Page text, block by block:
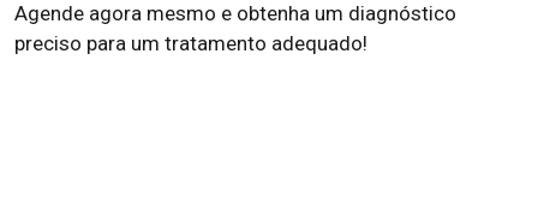
Agende agora mesmo e obtenha um diagnóstico
preciso para um tratamento adequado!